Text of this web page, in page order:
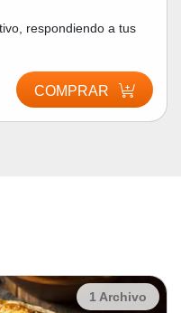
respondiendo a tus
COMPRAR
1 Archivo